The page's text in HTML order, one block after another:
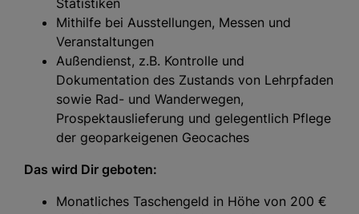
Mithilfe bei Ausstellungen, Messen und
Veranstaltungen
Außendienst, z.B. Kontrolle und
Dokumentation des Zustands von Lehrpfaden
sowie Rad- und Wanderwegen,
Prospektauslieferung und gelegentlich Pflege
der geoparkeigenen Geocaches
Das wird Dir geboten:
Monatliches Taschengeld in Höhe von 200 €